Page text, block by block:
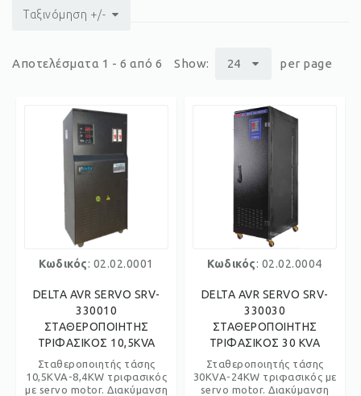
Ταξινόμηση +/-
Αποτελέσματα 1 - 6 από 6 Show: 24 per page
Κωδικός: 02.02.0001
DELTA AVR SERVO SRV-
330010
ΣΤΑΘΕΡΟΠΟΙΗΤΗΣ
ΤΡΙΦΑΣΙΚΟΣ 10,5KVA
Σταθεροποιητής τάσης
10,5KVA-8,4KW τριφασικός
με servo motor. Διακύμανση
Κωδικός: 02.02.0004
DELTA AVR SERVO SRV-
330030
ΣΤΑΘΕΡΟΠΟΙΗΤΗΣ
ΤΡΙΦΑΣΙΚΟΣ 30 KVA
Σταθεροποιητής τάσης
30KVA-24KW τριφασικός με
servo motor. Διακύμανση